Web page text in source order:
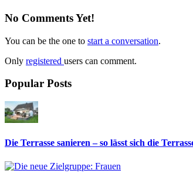
No Comments Yet!
You can be the one to start a conversation.
Only registered users can comment.
Popular Posts
Die Terrasse sanieren – so lässt sich die